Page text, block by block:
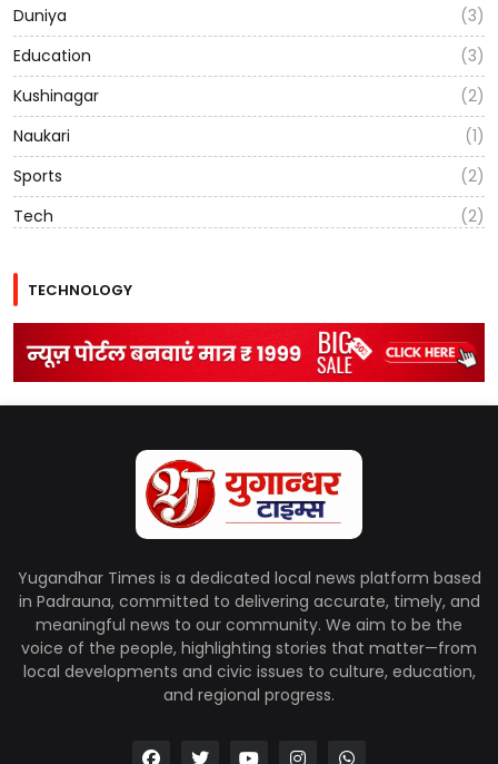
Duniya
(3)
Education
(3)
Kushinagar
(2)
Naukari
(1)
Sports
(2)
Tech
(2)
TECHNOLOGY
Yugandhar Times is a dedicated local news platform based
in Padrauna, committed to delivering accurate, timely, and
meaningful news to our community. We aim to be the
voice of the people, highlighting stories that matter—from
local developments and civic issues to culture, education,
and regional progress.